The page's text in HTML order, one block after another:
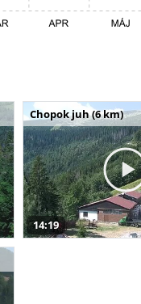
Chopok juh (6 km)
14:19